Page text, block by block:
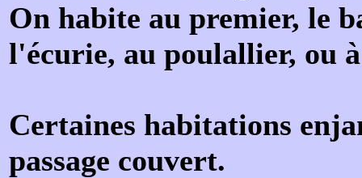
On habite au premier, le
l'écurie, au poulallier, ou
Certaines habitations
passage couvert.